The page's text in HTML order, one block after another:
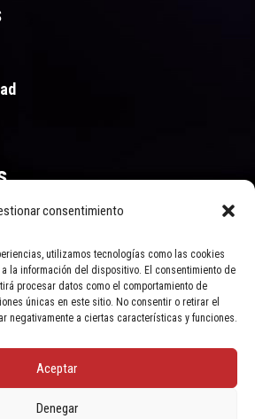
consentimiento
utilizamos tecnologías como las cookies
la información del dispositivo. El consentimiento de
procesar datos como el comportamiento de
únicas en este sitio. No consentir o retirar el
negativamente a ciertas características y funciones.
Aceptar
Denegar
250, 17480 Roses (Girona)
all rights reserved | Powered by